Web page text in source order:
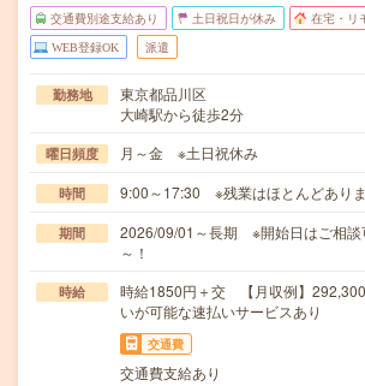
交通費別途支給あり 土日祝日が休み 在宅・リ
WEB登録OK 派遣
勤務地
東京都品川区
大崎駅から徒歩2分
曜日頻度 月～金 ※土日祝休み
時間 9:00～17:30 ※残業はほとんどありま
期間
2026/09/01～長期 ※開始日はご相
～！
時給
時給1850円＋交 【月収例】
いが可能な速払いサービスあり
交通費
交通費支給あり